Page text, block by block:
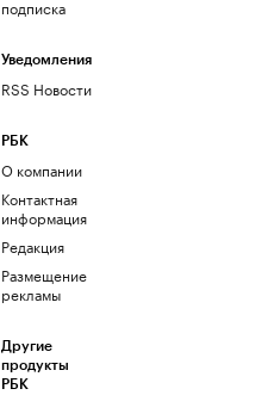
подписка
Уведомления
RSS Новости
РБК
О компании
Контактная
информация
Редакция
Размещение
рекламы
Другие
продукты
РБК